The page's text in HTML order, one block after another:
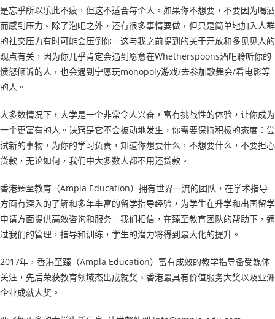
是忘乎所以乐此不疲，但这不适合每个人。如果你不想要，不要因为喝酒
而感到压力。除了泡吧之外，还有很多事情要做，但只是简单地加入人群
的社交压力有时可能会压倒你。这与我之前提到的关于开放和多见见人的
观点有关，因为你几乎肯定会遇到愿意在Whetherspoons酒吧聆听你的
愤怒倾诉的人，也会遇到宁愿玩monopoly游戏/去参加歌舞会/看电影等
的人。
大多数情况下，大学是一个非常令人兴奋，富有挑战性的体验，让你成为
一个更富有的人。诀窍是它不会被动地发生，你需要保持积极的态度：尝
试新的事物，为你的学习负责，知道你想要什么，不想要什么，不要担心
贷款，无论如何，我们中大多数人都不用还贷款。
香港臻至教育（Ampla Education）拥有世界一流的团队，在学术指导
方面有深入的了解和多年丰富的留学指导经验，为学生在升学和出国留学
申请方面提供高效咨询和服务。我们相信，在臻至教育团队的帮助下，通
过我们的管理，指导和训练，学生的潜力将得到最大化的提升。
2017年，香港至臻（Ampla Education）富有成效的教学指导备受媒体
关注，先后荣获教育领域杰出成就奖、香港最具有价值服务大奖以及亚洲
企业成就大奖。